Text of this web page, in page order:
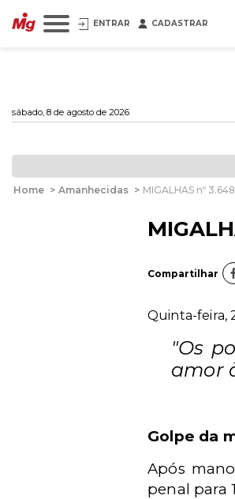
ENTRAR CADASTRAR
sábado, 8 de agosto de 2026
Home > Amanhecidas > MIGALHAS nº 3.648
Compartilhar
Quinta-feira,
"Os
amor
Golpe da
Após
penal para